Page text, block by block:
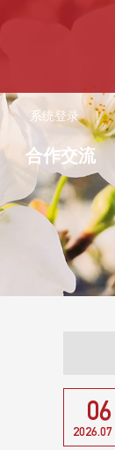
系统登录 |
合作交流
06
2026.07